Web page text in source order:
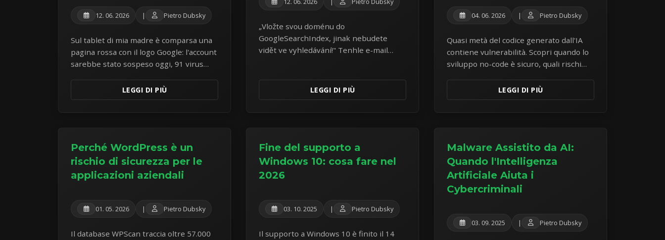
12. 06. 2026 | Pietro Dubsky
Sul tablet di mia madre è comparsa una
pagina rossa con il logo Google: l'account
sarebbe stato sospeso oggi, 91 virus
offriva una «pulizia gratuita». Il tablet era
perfettamente sano — l'intero attacco
era la pagina stessa. La dissezione di un
LEGGI DI PIÙ
„Vložte svou doménu do
GoogleSearchIndex, jinak nebudete
vidět ve vyhledávání!" Tenhle e-mail
vzorek z vlastní schránky.
LEGGI DI PIÙ
04. 06. 2026 | Pietro Dubsky
Quasi metà del codice generato dall'IA
contiene vulnerabilità. Scopri quando lo
sviluppo no-code è sicuro, quali rischi
LEGGI DI PIÙ
Perché WordPress è un
rischio di sicurezza per le
applicazioni aziendali
01. 05. 2026 | Pietro Dubsky
Il database WPScan traccia oltre 57.000
Fine del supporto a
Windows 10: cosa fare nel
2026
03. 10. 2025 | Pietro Dubsky
Il supporto a Windows 10 è finito il 14
Malware Assistito da AI:
Quando l'Intelligenza
Artificiale Aiuta i
Cybercriminali
03. 09. 2025 | Pietro Dubsky